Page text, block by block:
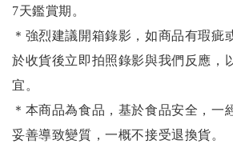
7天鑑賞期。
＊強烈建議開箱錄影，如商品有瑕疵
於收貨後立即拍照錄影與我們反應，
宜。
＊本商品為食品，基於食品安全，一
妥善導致變質，一概不接受退換貨。